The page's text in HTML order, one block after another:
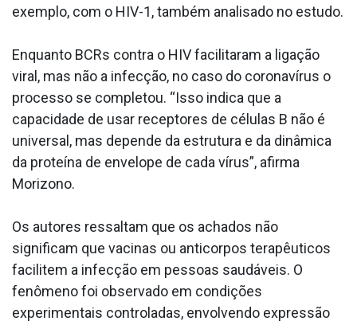
exemplo, com o HIV-1, também analisado no estudo.
Enquanto BCRs contra o HIV facilitaram a ligação
viral, mas não a infecção, no caso do coronavírus o
processo se completou. “Isso indica que a
capacidade de usar receptores de células B não é
universal, mas depende da estrutura e da dinâmica
da proteína de envelope de cada vírus”, afirma
Morizono.
Os autores ressaltam que os achados não
significam que vacinas ou anticorpos terapêuticos
facilitem a infecção em pessoas saudáveis. O
fenômeno foi observado em condições
experimentais controladas, envolvendo expressão